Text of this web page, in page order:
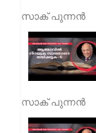
സാക് പുന്നൻ
സാക് പുന്നൻ